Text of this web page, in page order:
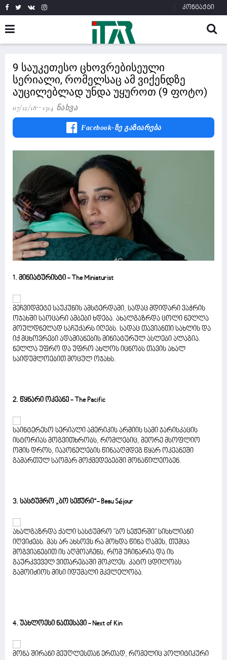
კონტაქტი
9 საუკეთესო ცხოვრებისეული
სერიალი, რომელსაც ამ ვიქენდზე
აუცილებლად უნდა უყუროთ (9 ფოტო)
07/12/18 1314 Ნახვა
Facebook-Ზე Გაზიარება
1. მინიატურისტი - The Miniaturist
მეჩვიდმეტე საუკუნის ამსტერდამი, სადაც მდიდარი ვაჭრის
ოჯახში საოცარი ამბები ხდება. ახალგაზრდა ცოლი ნელლა
მოულდნელად საჩუქარს იღებს. სადაც თავიანთი სახლის და
იქ მცხოვრები ადამიანების მინიატურულ ასლები ალაგია.
ნელლა უფრო და უფრო ახლოს იცნობს თავის ახალ
საიდუმლოებით მოცულ ოჯახს.
2. წყნარი ოკეანე - The Pacific
საინტერესო სერიალი ამერიკის არმიის სამი ჯარისკაცის
ისტორიას მოგვითხრობს, რომლებიც, მეორე მსოფლიო
ომის დროს, იაპონელების წინააღმდეგ წყარ ოკეანეში
გამართულ საომარ მოქმედებებში მონაწილეობენ.
3. სასტუმრო „ბო სეჟური“- Beau Séjour
ახალგაზრდა ქალი სასტუმრო "ბო სეჟურში" სისხლიანი
იღვიძებს. მას არ ახსოვს რა მოხდა წინა ღამეს, თუმცა
მოგვიანებით ის აღმოაჩენს, რომ უჩინარია და ის
გაურკვეველ ვითარებაში მოკლეს. კატო ცდილობს
გამოიძიოს მისი იდუმალი მკვლელობა.
4. უახლოესი ნათესავი - Next of Kin
მონა შირანი მეუღლესთან ერთად, რომელიც პოლიტიკური